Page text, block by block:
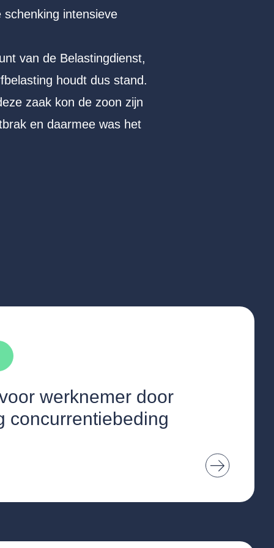
intensieve
van de Belastingdienst,
houdt dus stand.
zaak kon de zoon zijn
en daarmee was het
werknemer door
concurrentiebeding